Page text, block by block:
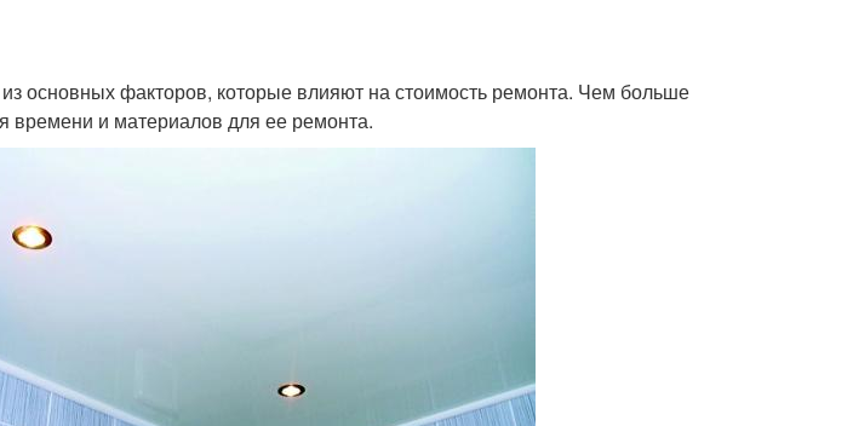
основных факторов, которые влияют на стоимость ремонта. Чем больше
времени и материалов для ее ремонта.